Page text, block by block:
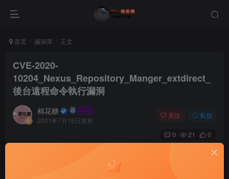
首页 漏洞库 正文
CVE-2020-
10204_Nexus_Repository_Manger_extdirect_
後台遠程命令執行漏洞
棉花糖
2021年7月15日发布
关注 私信
0 21 0
# CVE-2020-10204 Nexus Repository Manger extdirect